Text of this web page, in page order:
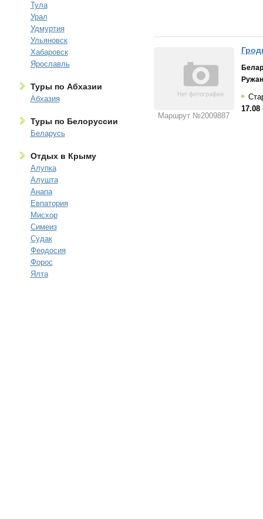
Тула
Урал
Удмуртия
Ульяновск
Хабаровск
Ярославль
Туры по Абхазии
Абхазия
Туры по Белоруссии
Беларусь
Отдых в Крыму
Алупка
Алушта
Анапа
Евпатория
Мисхор
Симеиз
Судак
Феодосия
Форос
Ялта
Маршрут №2009887
17.08